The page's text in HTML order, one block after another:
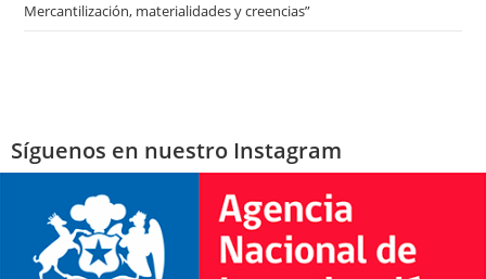
Mercantilización, materialidades y creencias”
Síguenos en nuestro Instagram